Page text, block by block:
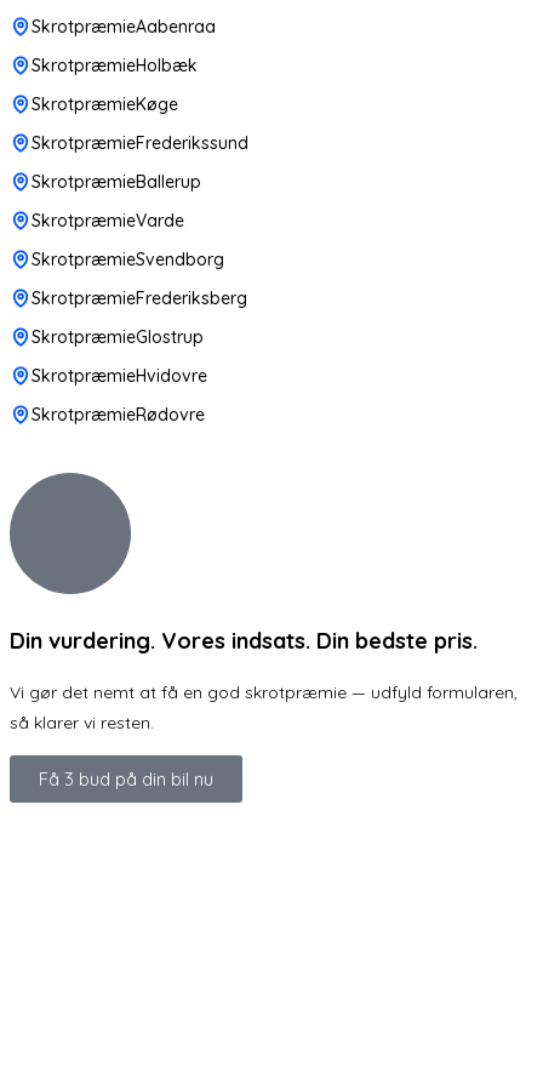
SkrotpræmieAabenraa
SkrotpræmieHolbæk
SkrotpræmieKøge
SkrotpræmieFrederikssund
SkrotpræmieBallerup
SkrotpræmieVarde
SkrotpræmieSvendborg
SkrotpræmieFrederiksberg
SkrotpræmieGlostrup
SkrotpræmieHvidovre
SkrotpræmieRødovre
Din vurdering. Vores indsats. Din bedste pris.
Vi gør det nemt at få en god skrotpræmie — udfyld formularen,
så klarer vi resten.
Få 3 bud på din bil nu